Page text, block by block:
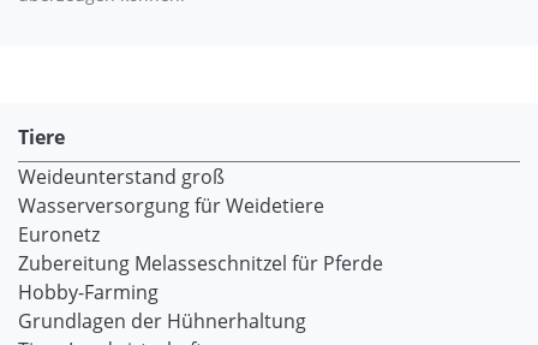
Tiere
Weideunterstand groß
Wasserversorgung für Weidetiere
Euronetz
Zubereitung Melasseschnitzel für Pferde
Hobby-Farming
Grundlagen der Hühnerhaltung